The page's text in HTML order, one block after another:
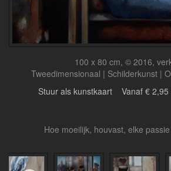
100 x 80 cm, © 2016,
Tweedimensionaal | Schilderkunst |
Stuur als kunstkaart Vanaf €
Hoe moeilijk, houvast, elke